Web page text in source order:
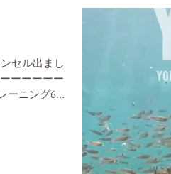
セル出まし
ーーーーー
ーニング60